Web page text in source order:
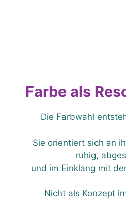
Farbe als
Die Farbwahl
Sie orientiert sich an
ruhig,
und im Einklang mit
Nicht als Konzept